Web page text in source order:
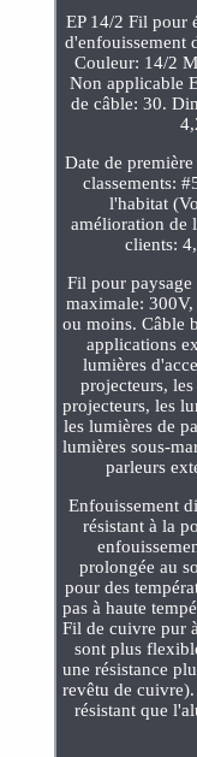
EP 14/2 Fil pour
d'enfouissement
Couleur: 14/2
Non applicable
de câble: 30.
Date de
classements:
l'habitat
amélioration de
clients:
Fil pour
maximale:
ou moins. Câble
applications
lumières
projecteurs,
projecteurs, les
les lumières de
lumières sous-
parleurs
Enfouissement
résistant à la
prolongée au
pour des
pas à haute
Fil de cuivre pur
sont plus
une résistance
revêtu de
résistant que